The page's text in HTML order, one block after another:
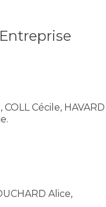
Cécile, HAVARD
Alice,